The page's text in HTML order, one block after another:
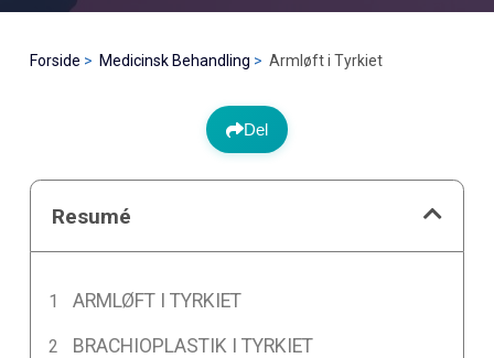
Forside Medicinsk Behandling Armløft i Tyrkiet
Del
Resumé
ARMLØFT I TYRKIET
BRACHIOPLASTIK I TYRKIET